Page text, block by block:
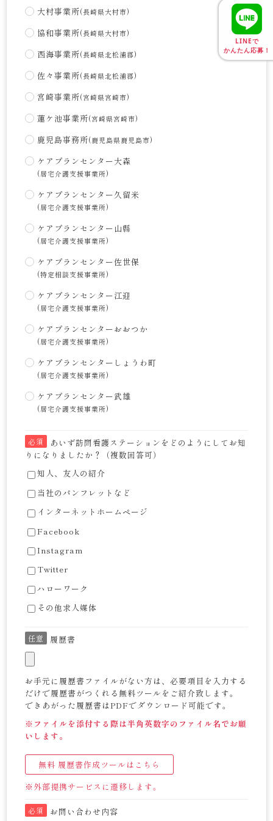
大村事業所(長崎県大村市)
協和事業所(長崎県大村市)
西海事業所(長崎県北松浦郡)
佐々事業所(長崎県北松浦郡)
宮崎事業所(宮崎県宮崎市)
蓮ケ池事業所(宮崎県宮崎市)
鹿児島事務所(鹿児島県鹿児島市)
ケアプランセンター大森
(居宅介護支援事業所)
ケアプランセンター久留米
(居宅介護支援事業所)
ケアプランセンター山縣
(居宅介護支援事業所)
ケアプランセンター佐世保
(特定相談支援事業所)
ケアプランセンター江迎
(居宅介護支援事業所)
ケアプランセンターおおつか
(居宅介護支援事業所)
ケアプランセンターしょうわ町
(居宅介護支援事業所)
ケアプランセンター武雄
(居宅介護支援事業所)
必須
あいず訪問看護ステーションをどのようにしてお知
りになりましたか？（複数回答可）
知人、友人の紹介
当社のパンフレットなど
インターネットホームページ
Facebook
Instagram
Twitter
ハローワーク
その他求人媒体
任意 履歴書
お手元に履歴書ファイルがない方は、必要項目を入力する
だけで履歴書がつくれる無料ツールをご紹介致します。
できあがった履歴書はPDFでダウンロード可能です。
※ファイルを添付する際は半角英数字のファイル名でお願
いします。
無料 履歴書作成ツールはこちら
※外部提携サービスに遷移します。
必須 お問い合わせ内容
LINEで
かんたん応募！